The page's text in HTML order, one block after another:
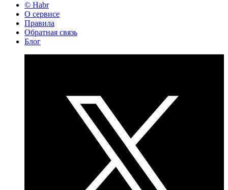
© Habr
О сервисе
Правила
Обратная связь
Блог